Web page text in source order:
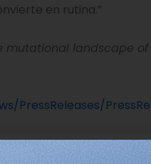
en rutina.”
mutational landscape